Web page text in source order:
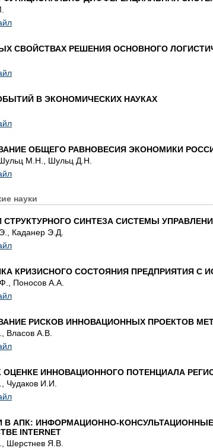
СВОЙСТВАХ РЕШЕНИЯ ОСНОВНОГО
В ЭКОНОМИЧЕСКИХ НАУКАХ
ОБЩЕГО РАВНОВЕСИЯ ЭКОНОМИКИ
М.Н., Шульц Д.Н.
науки
СТРУКТУРНОГО СИНТЕЗА СИСТЕМЫ
Каданер Э.Д.
КРИЗИСНОГО СОСТОЯНИЯ ПРЕДПРИЯТИЯ С
Поносов А.А.
РИСКОВ ИННОВАЦИОННЫХ ПРОЕКТОВ
Власов А.В.
ИННОВАЦИОННОГО ПОТЕНЦИАЛА
Чудаков И.И.
В АПК: ИНФОРМАЦИОННО-
INTERNET
Шерстнев Я.В.